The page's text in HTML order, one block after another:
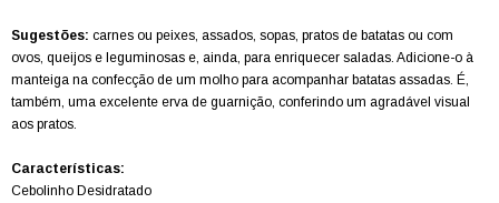
Sugestões: carnes ou peixes, assados, sopas, pratos de batatas ou com
ovos, queijos e leguminosas e, ainda, para enriquecer saladas. Adicione-o à
manteiga na confecção de um molho para acompanhar batatas assadas. É,
também, uma excelente erva de guarnição, conferindo um agradável visual
aos pratos.
Características:
Cebolinho Desidratado